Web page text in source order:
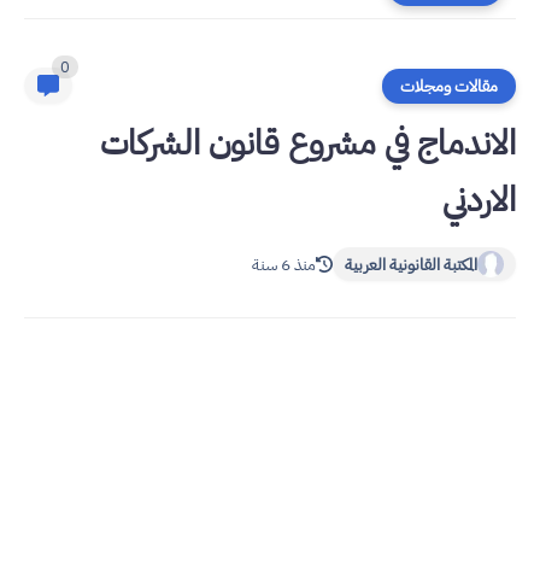
مقالات ومجلات
0
الاندماج في مشروع قانون الشركات
الاردني
المكتبة القانونية العربية منذ 6 سنة